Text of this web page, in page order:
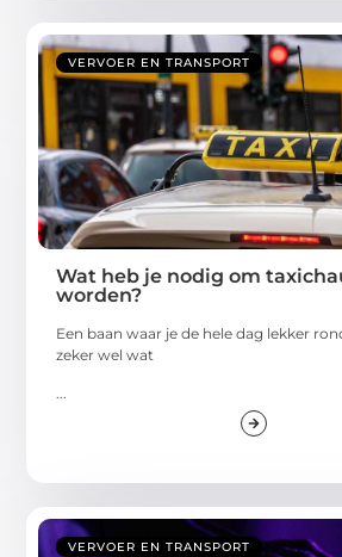
VERVOER EN TRANSPORT
Wat heb je nodig om
worden?
Een baan waar je de hele dag lekker
zeker wel wat
...
VERVOER EN TRANSPORT